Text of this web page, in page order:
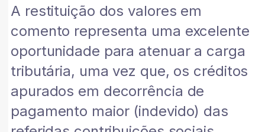
A restituição dos valores em
comento representa uma excelente
oportunidade para atenuar a carga
tributária, uma vez que, os créditos
apurados em decorrência de
pagamento maior (indevido) das